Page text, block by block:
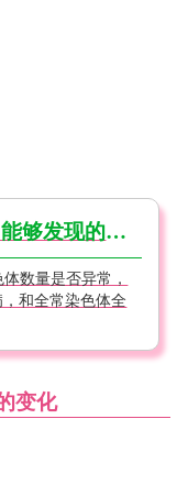
通过NIPT（新型产前诊断）能够发现的疾病
数量是否异常，
和全常染色体全
变化